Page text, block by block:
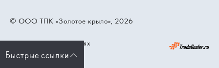
© 2026, ООО ТПК «‎Золотое крыло»‎
Работает на технологиях